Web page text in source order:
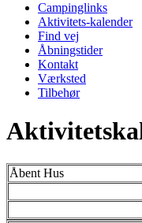
Campinglinks
Aktivitets-kalender
Find vej
Åbningstider
Kontakt
Værksted
Tilbehør
Åbent Hus